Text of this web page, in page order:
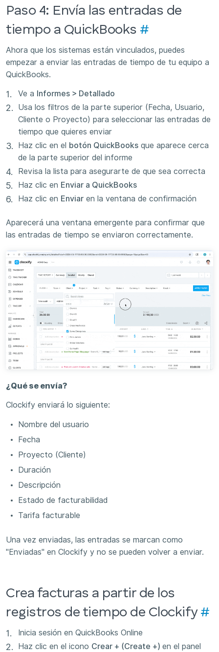
Paso 4: Envía las entradas de
tiempo a QuickBooks #
Ahora que los sistemas están vinculados, puedes
empezar a enviar las entradas de tiempo de tu equipo a
QuickBooks.
Ve a Informes > Detallado
Usa los filtros de la parte superior (Fecha, Usuario,
Cliente o Proyecto) para seleccionar las entradas de
tiempo que quieres enviar
Haz clic en el botón QuickBooks que aparece cerca
de la parte superior del informe
Revisa la lista para asegurarte de que sea correcta
Haz clic en Enviar a QuickBooks
Haz clic en Enviar en la ventana de confirmación
Aparecerá una ventana emergente para confirmar que
las entradas de tiempo se enviaron correctamente.
¿Qué se envía?
Clockify enviará lo siguiente:
Nombre del usuario
Fecha
Proyecto (Cliente)
Duración
Descripción
Estado de facturabilidad
Tarifa facturable
Una vez enviadas, las entradas se marcan como
"Enviadas" en Clockify y no se pueden volver a enviar.
Crea facturas a partir de los
registros de tiempo de Clockify #
Inicia sesión en QuickBooks Online
Haz clic en el icono Crear + (Create +) en el panel